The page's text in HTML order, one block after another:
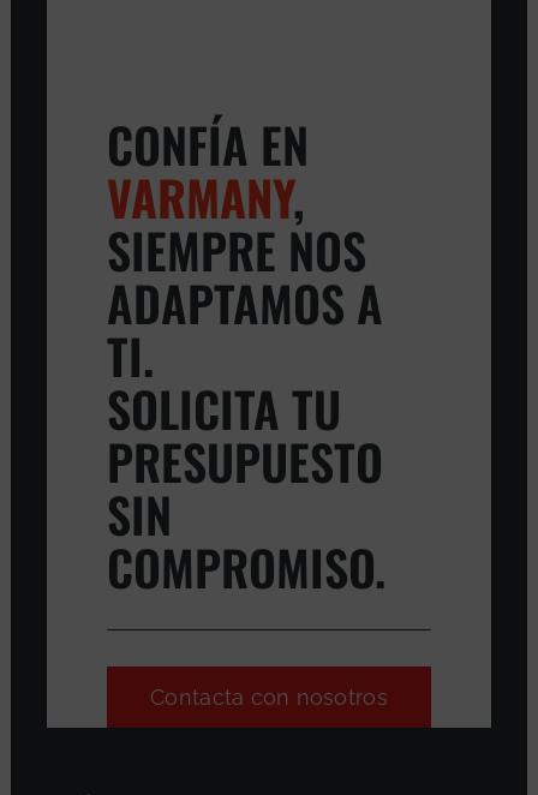
CONFÍA EN
VARMANY,
SIEMPRE NOS
ADAPTAMOS A
TI.
SOLICITA TU
PRESUPUESTO
SIN
COMPROMISO.
Contacta con nosotros